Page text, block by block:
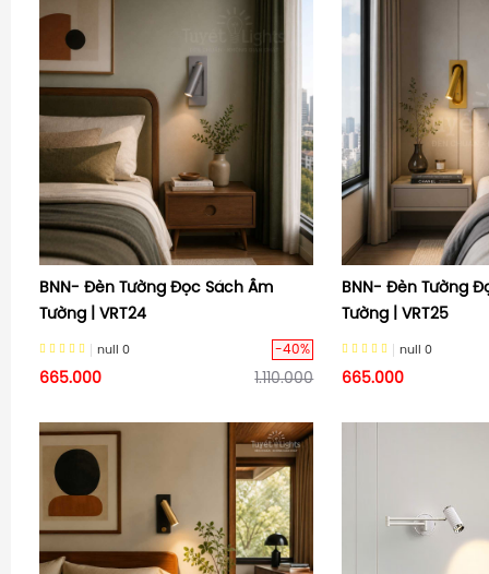
BNN- Đèn Tường Đọc Sách Âm
Tường | VRT24
null 0 -40%
665.000 1.110.000
BNN- Đèn Tường
Tường | VRT25
null 0
665.000